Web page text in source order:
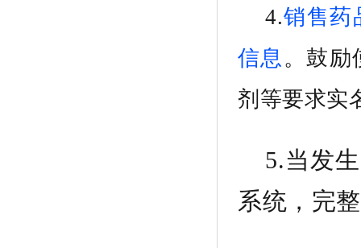
4.销售药
信息 。鼓励
剂等要求实
5.当发
系统，完